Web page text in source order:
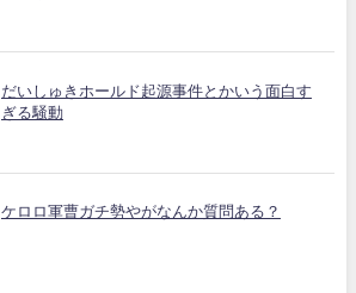
だいしゅきホールド起源事件とかいう面白す
ぎる騒動
ケロロ軍曹ガチ勢やがなんか質問ある？